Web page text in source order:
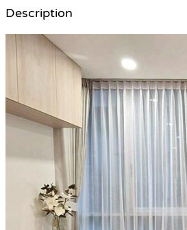
Description